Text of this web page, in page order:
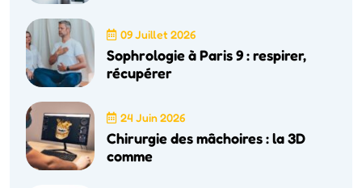
09 Juillet 2026
Sophrologie à Paris 9 : respirer,
récupérer
24 Juin 2026
Chirurgie des mâchoires : la 3D
comme